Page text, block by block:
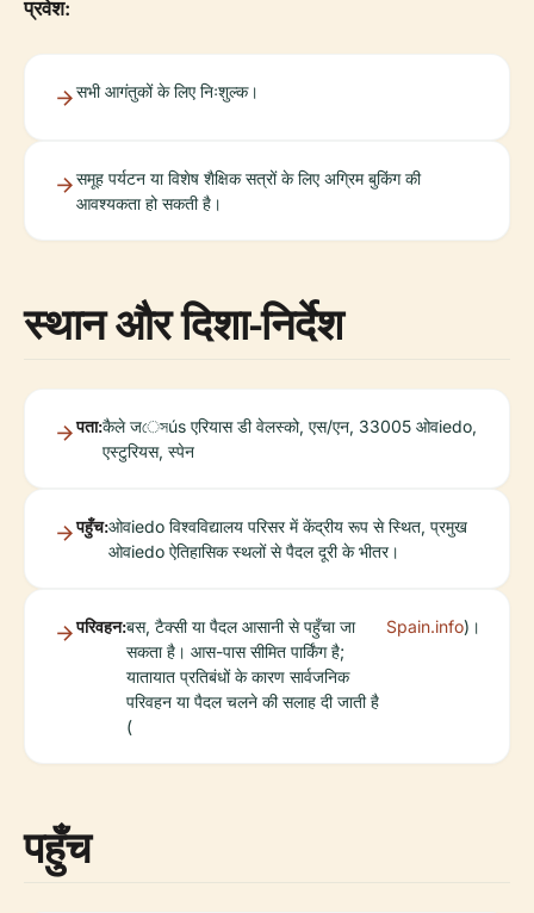
प्रवेश:
सभी आगंतुकों के लिए निःशुल्क।
समूह पर्यटन या विशेष शैक्षिक सत्रों के लिए अग्रिम बुकिंग की
आवश्यकता हो सकती है।
स्थान और दिशा-निर्देश
पता:कैले जেসús एरियास डी वेलस्को, एस/एन, 33005 ओवiedo,
एस्टुरियस, स्पेन
पहुँच:ओवiedo विश्वविद्यालय परिसर में केंद्रीय रूप से स्थित, प्रमुख
ओवiedo ऐतिहासिक स्थलों से पैदल दूरी के भीतर।
परिवहन:बस, टैक्सी या पैदल आसानी से पहुँचा जा
सकता है। आस-पास सीमित पार्किंग है;
यातायात प्रतिबंधों के कारण सार्वजनिक
परिवहन या पैदल चलने की सलाह दी जाती है
(
Spain.info)।
पहुँच